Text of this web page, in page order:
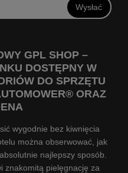
Wysłać
GPL SHOP –
DOSTĘPNY W
DO SPRZĘTU
ORAZ
wygodnie bez kiwnięcia
można obserwować, jak
najlepszy sposób.
znakomitą pielęgnację za